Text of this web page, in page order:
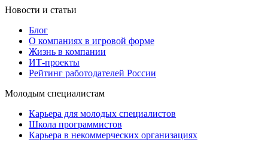
Новости и статьи
Блог
О компаниях в игровой форме
Жизнь в компании
ИТ-проекты
Рейтинг работодателей России
Молодым специалистам
Карьера для молодых специалистов
Школа программистов
Карьера в некоммерческих организациях